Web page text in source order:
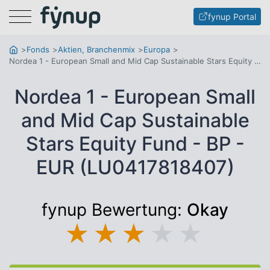
Menu fynup Portal
Fonds Aktien, Branchenmix
Europa
Nordea 1 - European Small and Mid Cap Sustainable Stars Equity Fund - BP - EUR
Nordea 1 - European Small
and Mid Cap Sustainable
Stars Equity Fund - BP -
EUR (LU0417818407)
fynup Bewertung: Okay
★ ★ ★